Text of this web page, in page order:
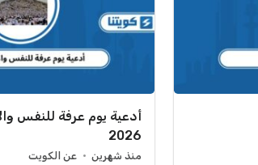
أدعية يوم عرفة للنفس
2026
منذ شهرين عن الكويت